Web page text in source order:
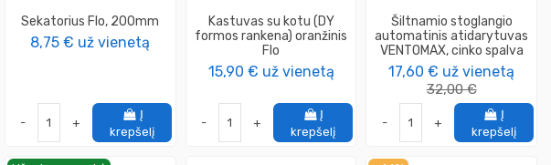
Sekatorius Flo, 200mm
8,75 € už vienetą
- +
Į
krepšelį
Kastuvas su kotu (DY
formos rankena) oranžinis
Flo
15,90 € už vienetą
- +
Į
krepšelį
Šiltnamio stoglangio
automatinis atidarytuvas
VENTOMAX, cinko spalva
17,60 € už vienetą
32,00 €
- +
Į
krepšelį